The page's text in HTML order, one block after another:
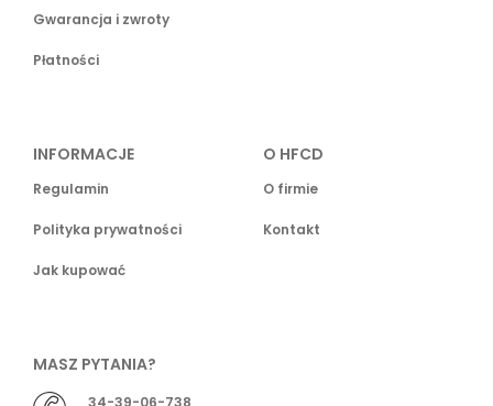
Gwarancja i zwroty
Płatności
INFORMACJE
Regulamin
Polityka prywatności
Jak kupować
O HFCD
O firmie
Kontakt
MASZ PYTANIA?